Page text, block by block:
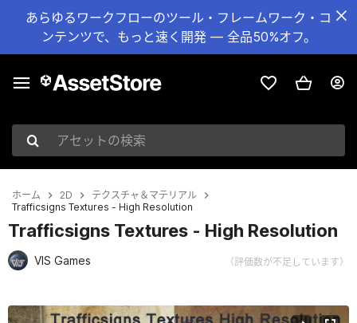
あらゆるワークフローのツール・フレームワーク・コ
ンテンツで、もっと速く開発 — 全品50%オフ。
アセットの検索
ホーム 2D
テクスチャ＆マテリアル
Trafficsigns Textures - High Resolution
Trafficsigns Textures - High Resolution
VIS Games （評価数が不足しています）
現在のスライド：1 / 22